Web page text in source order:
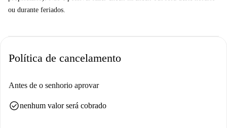
ou durante feriados.
Política de cancelamento
Antes de o senhorio aprovar
check_circlenenhum valor será cobrado